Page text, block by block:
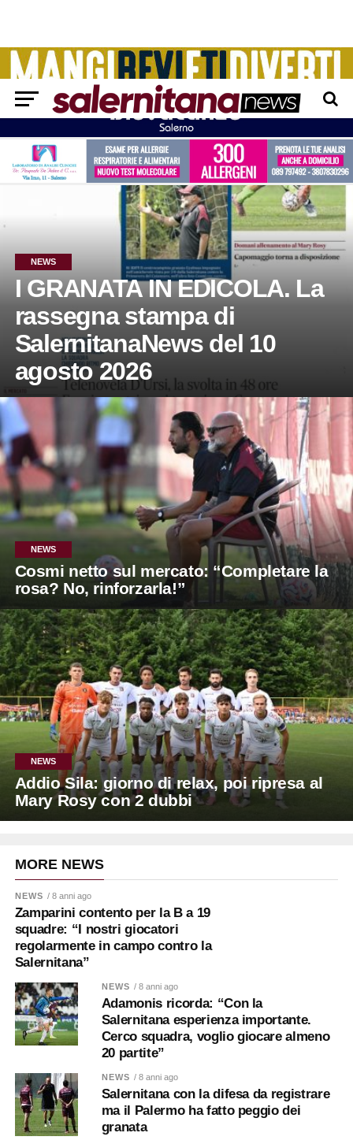
NEWS
I GRANATA IN EDICOLA. La
rassegna stampa di
SalernitanaNews del 10
agosto 2026
NEWS
Cosmi netto sul mercato: “Completare la
rosa? No, rinforzarla!”
NEWS
Addio Sila: giorno di relax, poi ripresa al
Mary Rosy con 2 dubbi
MORE NEWS
NEWS / 8 anni ago
Zamparini contento per la B a 19
squadre: “I nostri giocatori
regolarmente in campo contro la
Salernitana”
NEWS / 8 anni ago
Adamonis ricorda: “Con la
Salernitana esperienza importante.
Cerco squadra, voglio giocare almeno
20 partite”
NEWS / 8 anni ago
Salernitana con la difesa da registrare
ma il Palermo ha fatto peggio dei
granata